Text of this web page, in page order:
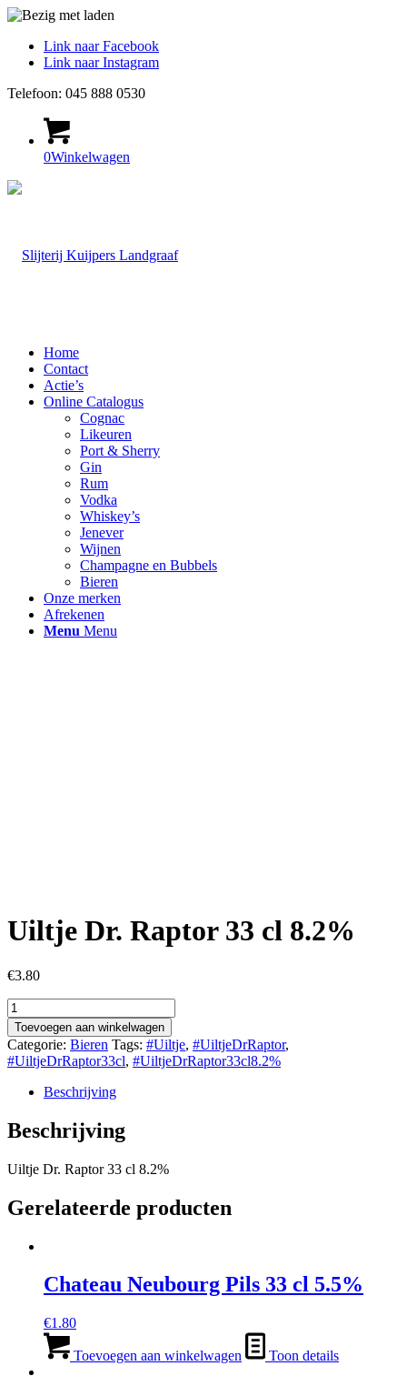
Link naar Facebook
Link naar Instagram
Telefoon: 045 888 0530
0Winkelwagen
Home
Contact
Actie’s
Online Catalogus
Cognac
Likeuren
Port & Sherry
Gin
Rum
Vodka
Whiskey’s
Jenever
Wijnen
Champagne en Bubbels
Bieren
Onze merken
Afrekenen
Menu Menu
Uiltje Dr. Raptor 33 cl 8.2%
€3.80
Uiltje
Dr.
Raptor
33
cl
8.2%
Toevoegen aan winkelwagen
Categorie: Bieren Tags: #Uiltje, #UiltjeDrRaptor,
#UiltjeDrRaptor33cl, #UiltjeDrRaptor33cl8.2%
Beschrijving
Beschrijving
Uiltje Dr. Raptor 33 cl 8.2%
Gerelateerde producten
Chateau Neubourg Pils 33 cl 5.5%
€1.80
Toevoegen aan winkelwagen Toon details